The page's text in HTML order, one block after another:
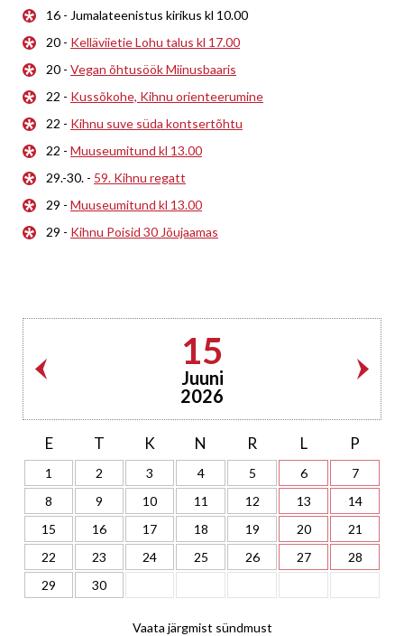
16 - Jumalateenistus kirikus kl 10.00
20 - Kelläviietie Lohu talus kl 17.00
20 - Vegan õhtusöök Miinusbaaris
22 - Kussõkohe, Kihnu orienteerumine
22 - Kihnu suve süda kontsertõhtu
22 - Muuseumitund kl 13.00
29.-30. - 59. Kihnu regatt
29 - Muuseumitund kl 13.00
29 - Kihnu Poisid 30 Jõujaamas
15
Juuni
2026
E T K N R L P
1 2 3 4 5 6
7
8
9 10 11 12 13
14
15
16 17 18 19 20
21
22
23 24 25 26 27
28
29
30
Vaata järgmist sündmust